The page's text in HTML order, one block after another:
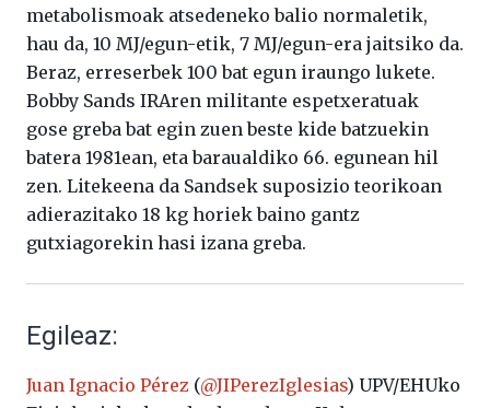
metabolismoak atsedeneko balio normaletik,
hau da, 10 MJ/egun-etik, 7 MJ/egun-era jaitsiko da.
Beraz, erreserbek 100 bat egun iraungo lukete.
Bobby Sands IRAren militante espetxeratuak
gose greba bat egin zuen beste kide batzuekin
batera 1981ean, eta baraualdiko 66. egunean hil
zen. Litekeena da Sandsek suposizio teorikoan
adierazitako 18 kg horiek baino gantz
gutxiagorekin hasi izana greba.
Egileaz:
Juan Ignacio Pérez (@JIPerezIglesias) UPV/EHUko